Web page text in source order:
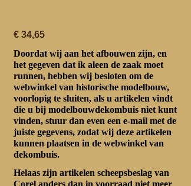
€ 34,65
Doordat wij aan het afbouwen zijn, en
het gegeven dat ik aleen de zaak moet
runnen, hebben wij besloten om de
webwinkel van historische modelbouw,
voorlopig te sluiten, als u artikelen vindt
die u bij modelbouwdekombuis niet kunt
vinden, stuur dan even een e-mail met de
juiste gegevens, zodat wij deze artikelen
kunnen plaatsen in de webwinkel van
dekombuis.
Helaas zijn artikelen scheepsbeslag van
Corel anders dan in voorraad niet meer